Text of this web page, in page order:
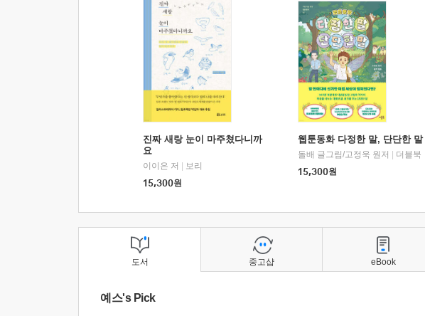
진짜 새랑 눈이 마주쳤다니까
요
이이은 저
보리
15,300원
웹툰동화 다정한 말, 단단한 말
돌배 글그림/고정욱 원저
더블북
15,300원
도서
예스's Pick
중고샵 eBook